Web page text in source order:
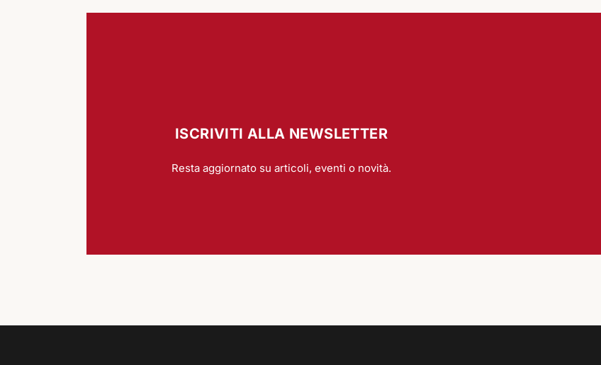
ISCRIVITI ALLA NEWSLETTER
Resta aggiornato su articoli, eventi o novità.